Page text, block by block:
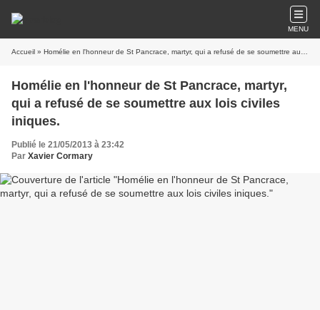
MENU
Accueil » Homélie en l'honneur de St Pancrace, martyr, qui a refusé de se soumettre aux lois civiles iniques.
Homélie en l'honneur de St Pancrace, martyr,
qui a refusé de se soumettre aux lois civiles
iniques.
Publié le 21/05/2013 à 23:42
Par Xavier Cormary